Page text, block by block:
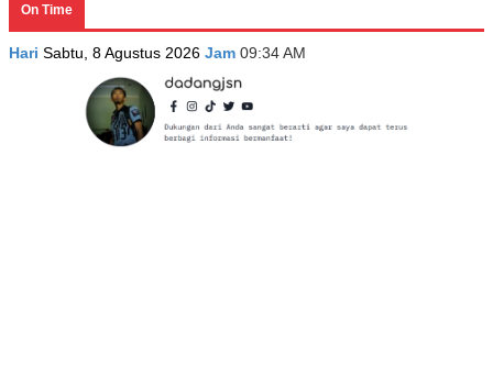
On Time
Hari Sabtu, 8 Agustus 2026 Jam 09:34 AM